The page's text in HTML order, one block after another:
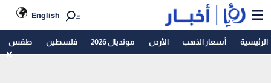
English
الرئيسية أسعار الذهب الأردن مونديال 2026 فلسطين طقس